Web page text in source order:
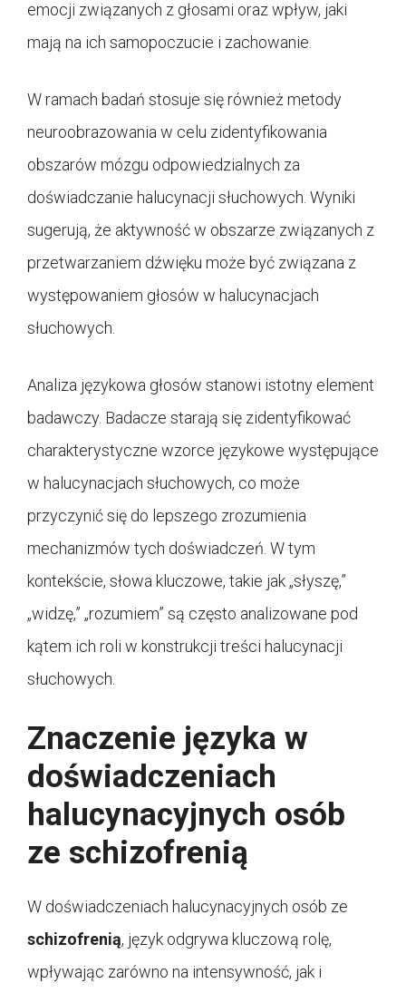
emocji związanych z głosami oraz wpływ, jaki
mają na ich samopoczucie i zachowanie.
W ramach badań stosuje się również metody
neuroobrazowania w celu zidentyfikowania
obszarów mózgu odpowiedzialnych za
doświadczanie halucynacji słuchowych. Wyniki
sugerują, że aktywność w obszarze związanych z
przetwarzaniem dźwięku może być związana z
występowaniem głosów w halucynacjach
słuchowych.
Analiza językowa głosów stanowi istotny element
badawczy. Badacze starają się zidentyfikować
charakterystyczne wzorce językowe występujące
w halucynacjach słuchowych, co może
przyczynić się do lepszego zrozumienia
mechanizmów tych doświadczeń. W tym
kontekście, słowa kluczowe, takie jak „słyszę,”
„widzę,” „rozumiem” są często analizowane pod
kątem ich roli w konstrukcji treści halucynacji
słuchowych.
Znaczenie języka w
doświadczeniach
halucynacyjnych osób
ze schizofrenią
W doświadczeniach halucynacyjnych osób ze
schizofrenią, język odgrywa kluczową rolę,
wpływając zarówno na intensywność, jak i